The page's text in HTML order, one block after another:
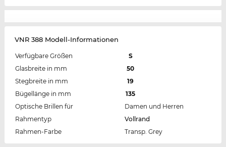
VNR 388 Modell-Informationen
Verfügbare Größen
S
Glasbreite in mm
50
Stegbreite in mm
19
Bügellänge in mm
135
Optische Brillen für
Damen und Herren
Rahmentyp
Vollrand
Rahmen-Farbe
Transp. Grey